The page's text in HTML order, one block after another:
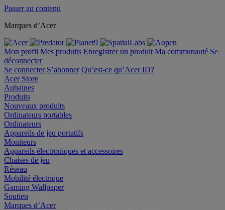
Passer au contenu
Marques d’Acer
Mon profil Mes produits Enregistrer un produit Ma communauté Se
déconnecter
Se connecter S’abonner Qu’est-ce qu’Acer ID?
Acer Store
Aubaines
Produits
Nouveaux produits
Ordinateurs portables
Ordinateurs
Appareils de jeu portatifs
Moniteurs
Appareils électroniques et accessoires
Chaises de jeu
Réseau
Mobilité électrique
Gaming Wallpaper
Soutien
Marques d’Acer